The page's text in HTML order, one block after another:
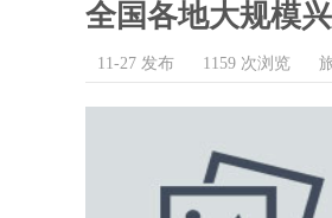
全国各地大规模
11-27 发布 1159 次浏览